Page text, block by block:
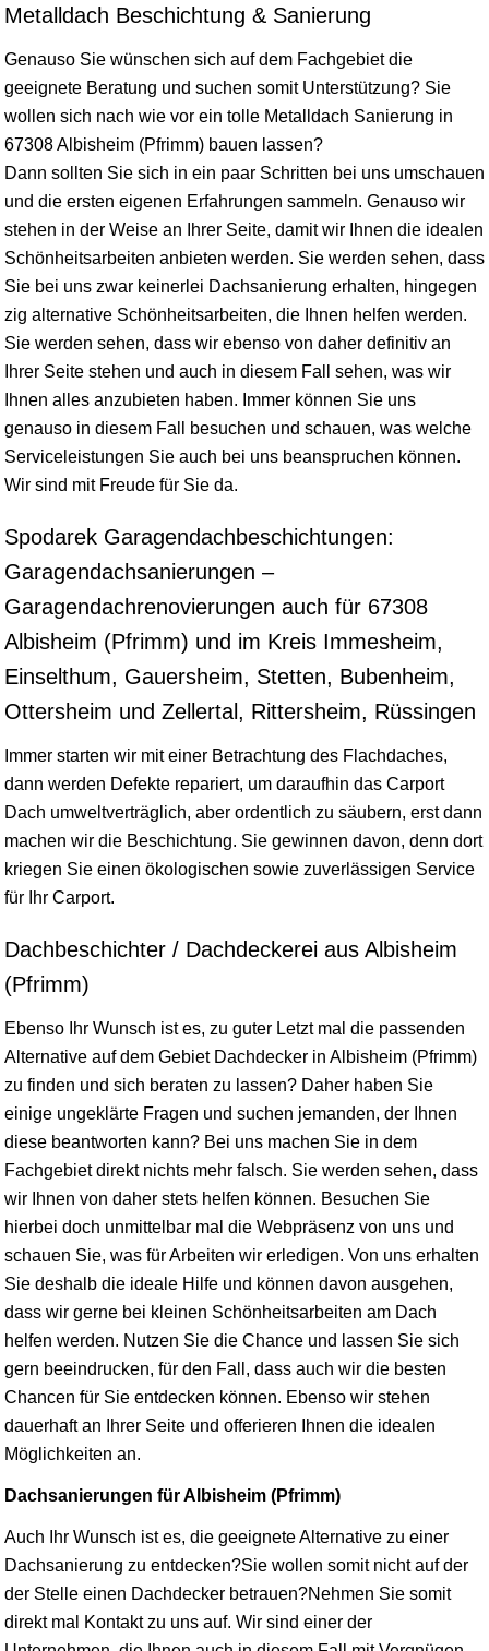
Metalldach Beschichtung & Sanierung
Genauso Sie wünschen sich auf dem Fachgebiet die
geeignete Beratung und suchen somit Unterstützung? Sie
wollen sich nach wie vor ein tolle Metalldach Sanierung in
67308 Albisheim (Pfrimm) bauen lassen?
Dann sollten Sie sich in ein paar Schritten bei uns umschauen
und die ersten eigenen Erfahrungen sammeln. Genauso wir
stehen in der Weise an Ihrer Seite, damit wir Ihnen die idealen
Schönheitsarbeiten anbieten werden. Sie werden sehen, dass
Sie bei uns zwar keinerlei Dachsanierung erhalten, hingegen
zig alternative Schönheitsarbeiten, die Ihnen helfen werden.
Sie werden sehen, dass wir ebenso von daher definitiv an
Ihrer Seite stehen und auch in diesem Fall sehen, was wir
Ihnen alles anzubieten haben. Immer können Sie uns
genauso in diesem Fall besuchen und schauen, was welche
Serviceleistungen Sie auch bei uns beanspruchen können.
Wir sind mit Freude für Sie da.
Spodarek Garagendachbeschichtungen:
Garagendachsanierungen –
Garagendachrenovierungen auch für 67308
Albisheim (Pfrimm) und im Kreis Immesheim,
Einselthum, Gauersheim, Stetten, Bubenheim,
Ottersheim und Zellertal, Rittersheim, Rüssingen
Immer starten wir mit einer Betrachtung des Flachdaches,
dann werden Defekte repariert, um daraufhin das Carport
Dach umweltverträglich, aber ordentlich zu säubern, erst dann
machen wir die Beschichtung. Sie gewinnen davon, denn dort
kriegen Sie einen ökologischen sowie zuverlässigen Service
für Ihr Carport.
Dachbeschichter / Dachdeckerei aus Albisheim
(Pfrimm)
Ebenso Ihr Wunsch ist es, zu guter Letzt mal die passenden
Alternative auf dem Gebiet Dachdecker in Albisheim (Pfrimm)
zu finden und sich beraten zu lassen? Daher haben Sie
einige ungeklärte Fragen und suchen jemanden, der Ihnen
diese beantworten kann? Bei uns machen Sie in dem
Fachgebiet direkt nichts mehr falsch. Sie werden sehen, dass
wir Ihnen von daher stets helfen können. Besuchen Sie
hierbei doch unmittelbar mal die Webpräsenz von uns und
schauen Sie, was für Arbeiten wir erledigen. Von uns erhalten
Sie deshalb die ideale Hilfe und können davon ausgehen,
dass wir gerne bei kleinen Schönheitsarbeiten am Dach
helfen werden. Nutzen Sie die Chance und lassen Sie sich
gern beeindrucken, für den Fall, dass auch wir die besten
Chancen für Sie entdecken können. Ebenso wir stehen
dauerhaft an Ihrer Seite und offerieren Ihnen die idealen
Möglichkeiten an.
Dachsanierungen für Albisheim (Pfrimm)
Auch Ihr Wunsch ist es, die geeignete Alternative zu einer
Dachsanierung zu entdecken?Sie wollen somit nicht auf der
der Stelle einen Dachdecker betrauen?Nehmen Sie somit
direkt mal Kontakt zu uns auf. Wir sind einer der